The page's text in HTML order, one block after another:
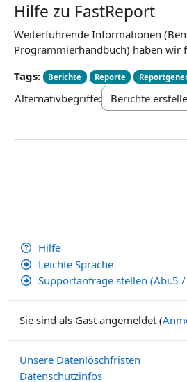
Hilfe zu FastReport
Weiterführende Informationen
Programmierhandbuch) haben wir
Tags:
Berichte Reporte
Alternativbegriffe:
Hilfe
Leichte Sprache
Supportanfrage stellen (Abi.5 /
Sie sind als Gast angemeldet (
Unsere Datenlöschfristen
Datenschutzinfos